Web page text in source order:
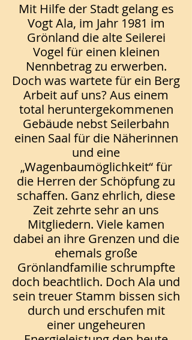
Mit Hilfe der Stadt gelang es
Vogt Ala, im Jahr 1981 im
Grönland die alte Seilerei
Vogel für einen kleinen
Nennbetrag zu erwerben.
Doch was wartete für ein Berg
Arbeit auf uns? Aus einem
total heruntergekommenen
Gebäude nebst Seilerbahn
einen Saal für die Näherinnen
und eine
„Wagenbaumöglichkeit“ für
die Herren der Schöpfung zu
schaffen. Ganz ehrlich, diese
Zeit zehrte sehr an uns
Mitgliedern. Viele kamen
dabei an ihre Grenzen und die
ehemals große
Grönlandfamilie schrumpfte
doch beachtlich. Doch Ala und
sein treuer Stamm bissen sich
durch und erschufen mit
einer ungeheuren